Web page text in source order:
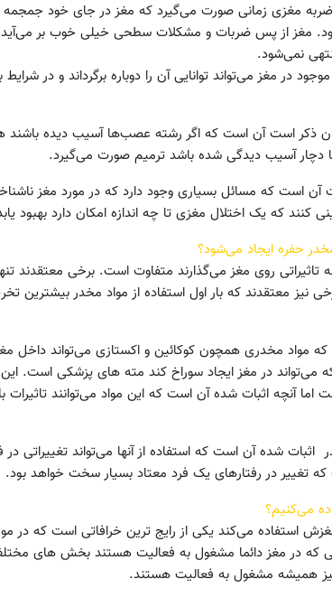
مغزی زمانی صورت می‌گیرد که مغز در جای خود
مغز از پس ضربات و مشکلات سطحی خیلی خوب بر می‌آید
نمی‌شود.
در مغز می‌تواند توانایی آن را دوباره برگرداند و در
ذکر است آن است که اگر رشته عصب‌ها آسیب دیده باشند
دچار آسیب دیدگی شده باشد ترمیم صورت می‌گیرد.
آن است که مسائل بسیاری وجود دارد که در مورد مغز
که یک اختلال مغزی تا چه اندازه امکان دارد بهبود
مخدر حفره ایجاد می‌شود؟
روی مغز می‌گذارند متفاوت است. برخی معتقدند
نیز معتقدند که بار اول استفاده از مواد مخدر بیشترین
مواد مخدری همچون کوکائین و اکستازی می‌تواند داخل
در مغز ایجاد سوراخ کند مته های پزشکی است.
اما آنچه اثبات شده آن است که این مواد می‌توانند
اثبات شده آن است که استفاده از آنها می‌تواند تغییراتی
تغییر در رفتارهای یک فرد معتاد بسیار سخت خواهد بود.
تنها از ۱۰ درصد مغزش استفاده می‌کند یکی از رایج ترین خرافاتی است
عصبی که در مغز دائما مشغول به فعالیت هستند بخش های
همیشه مشغول به فعالیت هستند.